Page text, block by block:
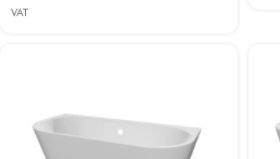
VAT